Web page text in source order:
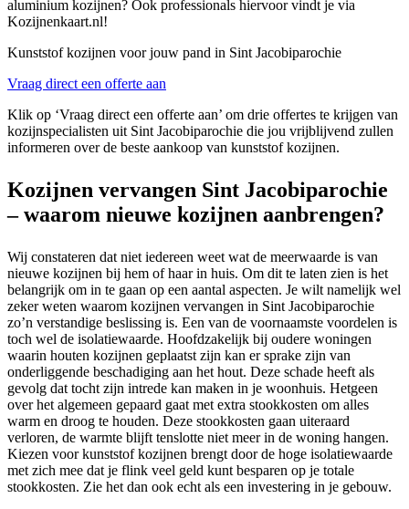
aluminium kozijnen? Ook professionals hiervoor vindt je via
Kozijnenkaart.nl!
Kunststof kozijnen voor jouw pand in Sint Jacobiparochie
Vraag direct een offerte aan
Klik op ‘Vraag direct een offerte aan’ om drie offertes te krijgen van
kozijnspecialisten uit Sint Jacobiparochie die jou vrijblijvend zullen
informeren over de beste aankoop van kunststof kozijnen.
Kozijnen vervangen Sint Jacobiparochie
– waarom nieuwe kozijnen aanbrengen?
Wij constateren dat niet iedereen weet wat de meerwaarde is van
nieuwe kozijnen bij hem of haar in huis. Om dit te laten zien is het
belangrijk om in te gaan op een aantal aspecten. Je wilt namelijk wel
zeker weten waarom kozijnen vervangen in Sint Jacobiparochie
zo’n verstandige beslissing is. Een van de voornaamste voordelen is
toch wel de isolatiewaarde. Hoofdzakelijk bij oudere woningen
waarin houten kozijnen geplaatst zijn kan er sprake zijn van
onderliggende beschadiging aan het hout. Deze schade heeft als
gevolg dat tocht zijn intrede kan maken in je woonhuis. Hetgeen
over het algemeen gepaard gaat met extra stookkosten om alles
warm en droog te houden. Deze stookkosten gaan uiteraard
verloren, de warmte blijft tenslotte niet meer in de woning hangen.
Kiezen voor kunststof kozijnen brengt door de hoge isolatiewaarde
met zich mee dat je flink veel geld kunt besparen op je totale
stookkosten. Zie het dan ook echt als een investering in je gebouw.